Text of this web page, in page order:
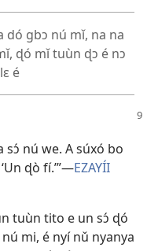
dó gbɔ nú mǐ, na na
ɖó mǐ tuùn ɖɔ é nɔ
é
sɔ́ nú we. A súxó bo
ɖò fí.’”​—EZAYÍI
tuùn tito e un sɔ́ ɖó
mi, é nyí nǔ nyanya